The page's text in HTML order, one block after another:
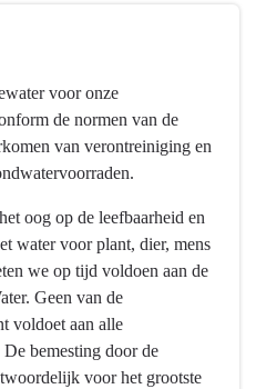
voor onze
de normen van de
van verontreiniging en
oog op de leefbaarheid en
water voor plant, dier, mens
we op tijd voldoen aan de
Geen van de
voldoet aan alle
bemesting door de
voor het grootste